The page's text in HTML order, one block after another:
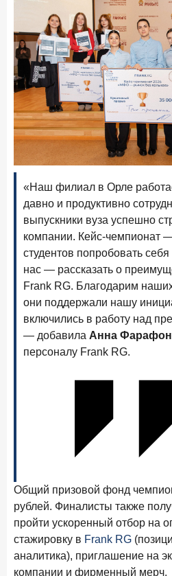
15 апреля 2026 года
Маркетинговые акции
трендов
10 апреля 2026 года
ДНК современного
7 апреля 2026 года
По итогам марта 2026 года
составил 925,7 млрд руб.
26 марта 2026 года
Не экосистемой единой: как
распределяют подписки
Ипотека. Итоги работы
в феврале 2026 года
18 марта 2026 года
Банки начали снижать
решения ЦБ
16 марта 2026 года
Банки ускорили работу с
Итоги недели, наша трактовка
на банковском рынке
«Наш филиал в Орле
давно и продуктивно
выпускники вуза успешно
компании. Кейс-чемпионат
студентов попробовать
нас — рассказать о
Frank RG. Благодарим
они поддержали нашу
включились в работу над
— добавила Анна
персоналу Frank RG.
Общий призовой фонд
рублей. Финалисты также
пройти ускоренный отбор на
стажировку в Frank RG
аналитика), приглашение на
компании и фирменный мерч.